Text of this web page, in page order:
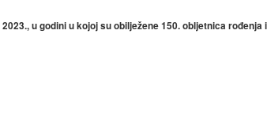
u godini u kojoj su obilježene 150. obljetnica